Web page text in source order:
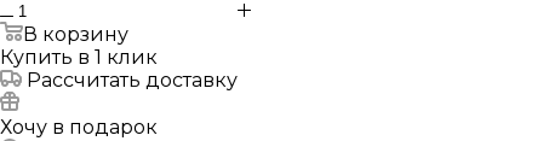
В корзину
Купить в 1 клик
Рассчитать доставку
Хочу в подарок